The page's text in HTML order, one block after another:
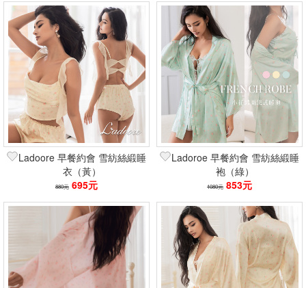
Ladoore 早餐約會 雪紡絲緞睡
衣（黃）
880元 695元
Ladoroe 早餐約會 雪紡絲緞睡
袍（綠）
1080元 853元